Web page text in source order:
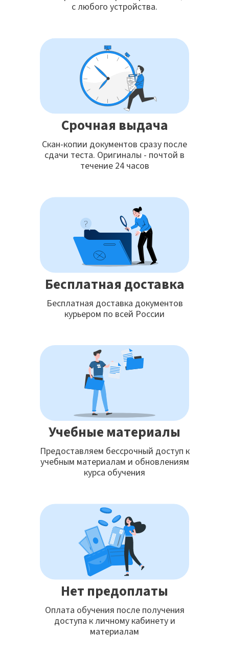
с любого устройства.
Срочная выдача
Скан-копии документов сразу после
сдачи теста. Оригиналы - почтой в
течение 24 часов
Бесплатная доставка
Бесплатная доставка документов
курьером по всей России
Учебные материалы
Предоставляем бессрочный доступ к
учебным материалам и обновлениям
курса обучения
Нет предоплаты
Оплата обучения после получения
доступа к личному кабинету и
материалам